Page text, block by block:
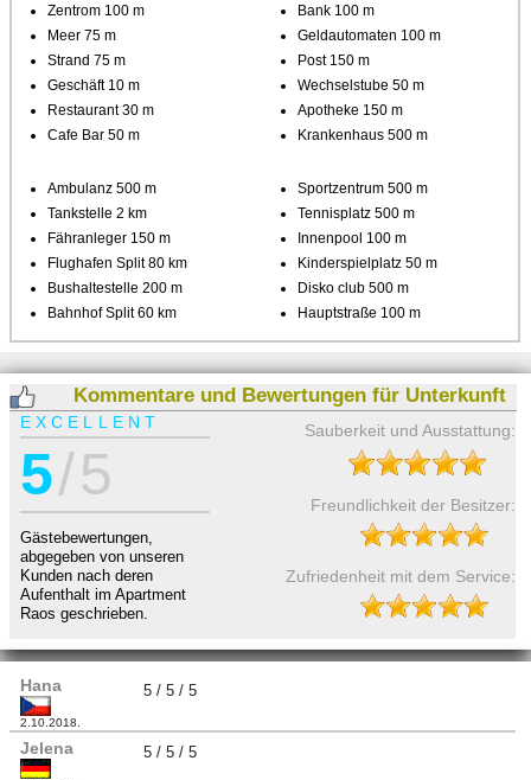
Zentrom 100 m
Meer 75 m
Strand 75 m
Geschäft 10 m
Restaurant 30 m
Cafe Bar 50 m
Bank 100 m
Geldautomaten 100 m
Post 150 m
Wechselstube 50 m
Apotheke 150 m
Krankenhaus 500 m
Ambulanz 500 m
Tankstelle 2 km
Fähranleger 150 m
Flughafen Split 80 km
Bushaltestelle 200 m
Bahnhof Split 60 km
Sportzentrum 500 m
Tennisplatz 500 m
Innenpool 100 m
Kinderspielplatz 50 m
Disko club 500 m
Hauptstraße 100 m
Kommentare und Bewertungen für Unterkunft
EXCELLENT
5/ 5
Gästebewertungen,
abgegeben von unseren
Kunden nach deren
Aufenthalt im Apartment
Raos geschrieben.
Sauberkeit und Ausstattung:
Freundlichkeit der Besitzer:
Zufriedenheit mit dem Service: